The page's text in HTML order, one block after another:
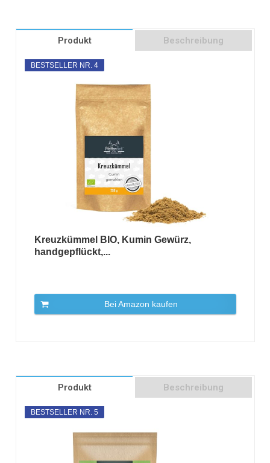
Produkt Beschreibung
BESTSELLER NR. 4
Kreuzkümmel BIO, Kumin Gewürz,
handgepflückt,...
Bei Amazon kaufen
Produkt Beschreibung
BESTSELLER NR. 5